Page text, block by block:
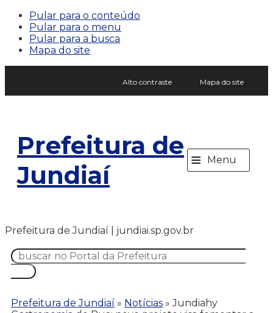
Pular para o conteúdo
Pular para o menu
Pular para a busca
Mapa do site
Alto contraste Mapa do site
Prefeitura de
Jundiaí
≡ Menu
Prefeitura de Jundiaí | jundiai.sp.gov.br
Prefeitura de Jundiaí » Notícias »Jundiahy